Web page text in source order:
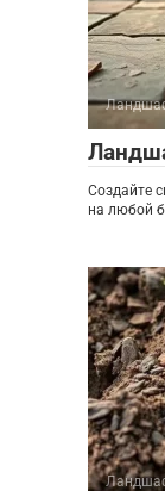
Создайте
на любой